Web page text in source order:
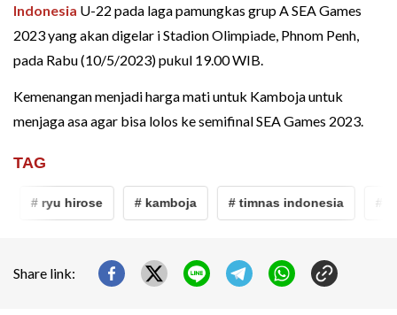
Indonesia U-22 pada laga pamungkas grup A SEA Games
2023 yang akan digelar i Stadion Olimpiade, Phnom Penh,
pada Rabu (10/5/2023) pukul 19.00 WIB.
Kemenangan menjadi harga mati untuk Kamboja untuk
menjaga asa agar bisa lolos ke semifinal SEA Games 2023.
TAG
# ryu hirose # kamboja # timnas indonesia #
Share link: